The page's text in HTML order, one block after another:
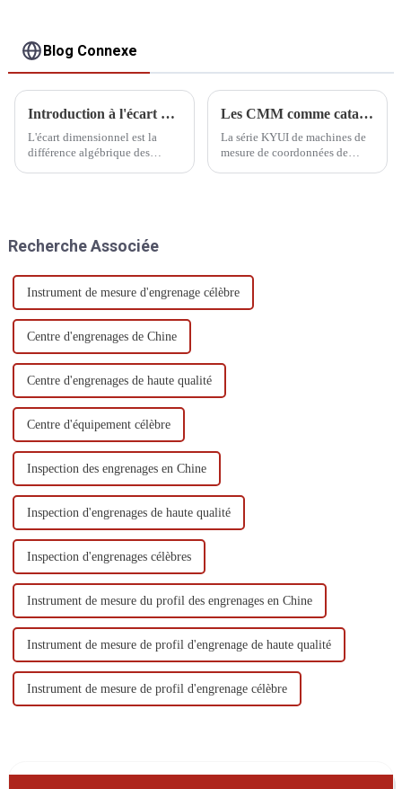
Blog Connexe
Introduction à l'écart dimensionnel
L'écart dimensionnel est la
différence algébrique des
Les CMM comme catalyseurs du développement industriel
La série KYUI de machines de
mesure de coordonnées de
Recherche Associée
Instrument de mesure d'engrenage célèbre
Centre d'engrenages de Chine
Centre d'engrenages de haute qualité
Centre d'équipement célèbre
Inspection des engrenages en Chine
Inspection d'engrenages de haute qualité
Inspection d'engrenages célèbres
Instrument de mesure du profil des engrenages en Chine
Instrument de mesure de profil d'engrenage de haute qualité
Instrument de mesure de profil d'engrenage célèbre